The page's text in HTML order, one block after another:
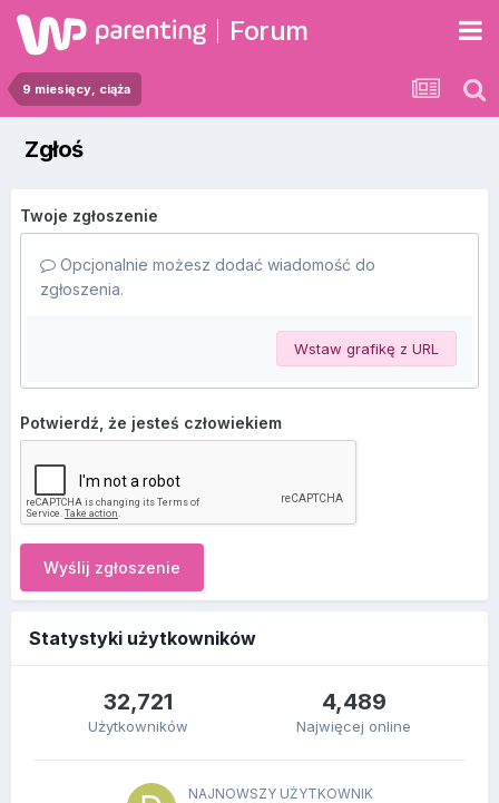
Forum
9 miesięcy, ciąża
Zgłoś
Twoje zgłoszenie
Opcjonalnie możesz dodać wiadomość do
zgłoszenia.
Wstaw grafikę z URL
Potwierdź, że jesteś człowiekiem
Wyślij zgłoszenie
Statystyki użytkowników
32,721
Użytkowników
4,489
Najwięcej online
NAJNOWSZY UŻYTKOWNIK